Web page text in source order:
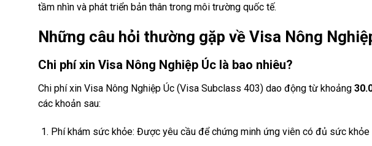
tầm nhìn và phát triển bản thân trong môi trường quốc tế.
Những câu hỏi thường gặp về Visa Nông
Chi phí xin Visa Nông Nghiệp Úc là bao nhiêu?
Chi phí xin Visa Nông Nghiệp Úc (Visa Subclass 403) dao động từ khoảng
các khoản sau:
Phí khám sức khỏe: Được yêu cầu để chứng minh ứng viên có đủ sức khỏe